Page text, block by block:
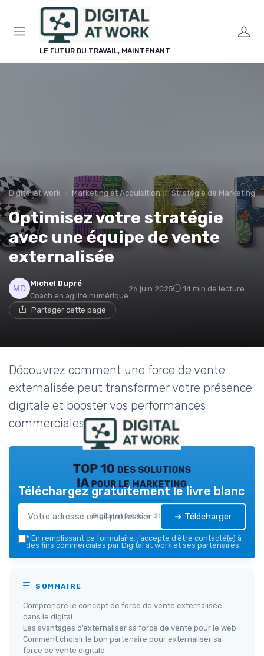
LE FUTUR DU TRAVAIL, MAINTENANT
Digital at work Marketing et Acquisition Stratégie de Marketing
Optimisez votre stratégie
avec une équipe de vente
externalisée
Michel Dupré
Coach en agilité numérique
26 juin 2025 14 min de lecture
Partager cette page
Découvrez comment une force de vente
externalisée peut transformer votre présence
digitale et booster vos performances
commerciales sur le web.
TOP 10 des solutions
IA pour le marketing
Digital at work — 2026
Téléchargez gratuitement le livre blanc
➔ Télécharger
* En remplissant ce formulaire, j’accepte d’être contacté(e) à
des fins commerciales par Digital at work et ses partenaires.
SOMMAIRE
Comprendre le concept de force de vente externalisée
dans le digital
Les avantages d’externaliser sa force de vente pour le web
Comment choisir le bon partenaire pour externaliser sa
force de vente digitale
Panneau de gestion des cookies